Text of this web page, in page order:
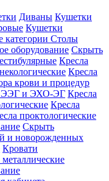
Диваны Кушетки
Кушетки
категории Столы
оборудование Скрыть
Кресла
Кресла
крови и процедур
ЭЭГ и ЭХО-ЭГ Кресла
Кресла
проктологические
Скрыть
и новорожденных
Кровати